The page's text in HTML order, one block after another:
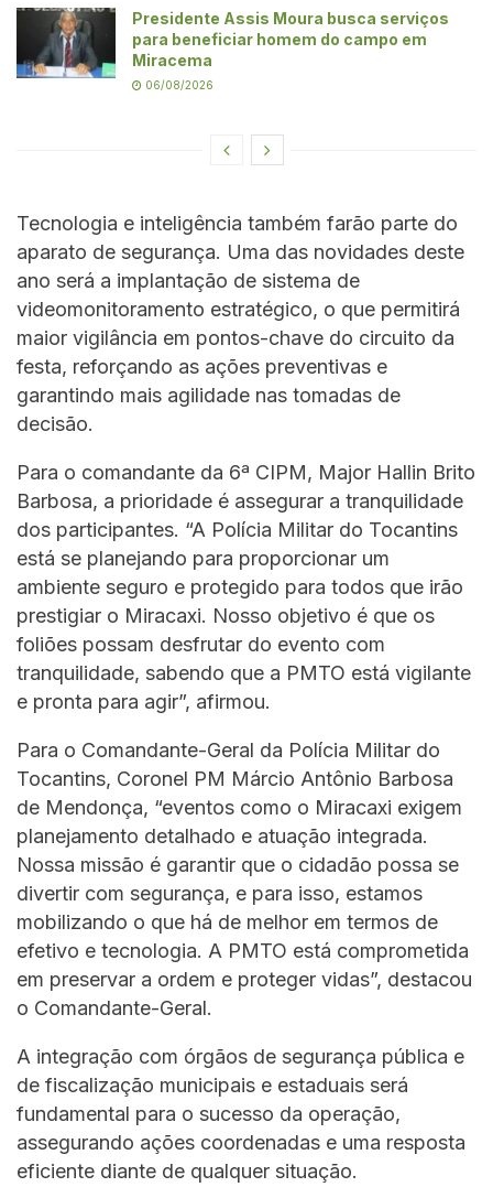
Presidente Assis Moura busca serviços
para beneficiar homem do campo em
Miracema
06/08/2026
Tecnologia e inteligência também farão parte do
aparato de segurança. Uma das novidades deste
ano será a implantação de sistema de
videomonitoramento estratégico, o que permitirá
maior vigilância em pontos-chave do circuito da
festa, reforçando as ações preventivas e
garantindo mais agilidade nas tomadas de
decisão.
Para o comandante da 6ª CIPM, Major Hallin Brito
Barbosa, a prioridade é assegurar a tranquilidade
dos participantes. “A Polícia Militar do Tocantins
está se planejando para proporcionar um
ambiente seguro e protegido para todos que irão
prestigiar o Miracaxi. Nosso objetivo é que os
foliões possam desfrutar do evento com
tranquilidade, sabendo que a PMTO está vigilante
e pronta para agir”, afirmou.
Para o Comandante-Geral da Polícia Militar do
Tocantins, Coronel PM Márcio Antônio Barbosa
de Mendonça, “eventos como o Miracaxi exigem
planejamento detalhado e atuação integrada.
Nossa missão é garantir que o cidadão possa se
divertir com segurança, e para isso, estamos
mobilizando o que há de melhor em termos de
efetivo e tecnologia. A PMTO está comprometida
em preservar a ordem e proteger vidas”, destacou
o Comandante-Geral.
A integração com órgãos de segurança pública e
de fiscalização municipais e estaduais será
fundamental para o sucesso da operação,
assegurando ações coordenadas e uma resposta
eficiente diante de qualquer situação.